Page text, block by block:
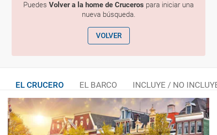
Puedes Volver a la home de Cruceros para iniciar una
nueva búsqueda.
VOLVER
EL CRUCERO EL BARCO INCLUYE / NO